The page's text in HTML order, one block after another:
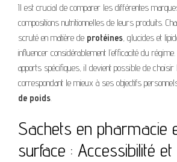
Il est crucial de comparer les différentes
compositions nutritionnelles de leurs produits.
scruté en matière de protéines, glucides et
influencer considérablement l’efficacité du
apports spécifiques, il devient possible de
correspondant le mieux à ses objectifs
de poids.
Sachets en pharmacie
surface : Accessibilité